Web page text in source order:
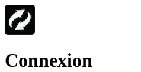
Connexion